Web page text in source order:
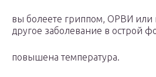
вы болеете гриппом, ОРВИ или
другое заболевание в острой
повышена температура.